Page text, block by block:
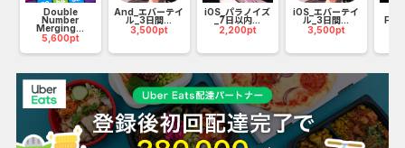
Double
Number
Merging...
5,600pt
And_エバーテイ
ル_3日間...
3,500pt
iOS_パラノイズ
_7日以内...
2,200pt
iOS_エバーテイ
ル_3日間...
3,500pt